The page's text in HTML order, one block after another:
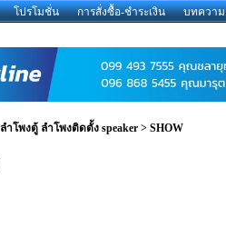
โปรโมชั่น การสั่งซื้อ-ชำระเงิน บทความ
ลำโพงตู้ ลำโพงติดตั้ง speaker >SHOW